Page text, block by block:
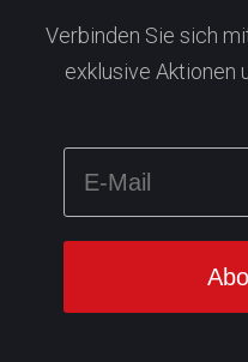
Verbinden Sie sich
exklusive Aktionen